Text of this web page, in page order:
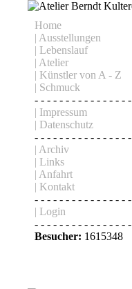
Home
| Ausstellungen
| Lebenslauf
| Atelier
| Künstler von A - Z
| Schmuck
- - - - - - - - - - - - - - -
| Impressum
| Datenschutz
- - - - - - - - - - - - - - -
| Archiv
| Links
| Anfahrt
| Kontakt
- - - - - - - - - - - - - - -
| Login
- - - - - - - - - - - - - - -
Besucher: 1615348